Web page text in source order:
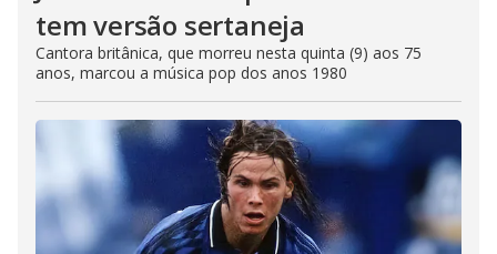
tem versão sertaneja
Cantora britânica, que morreu nesta quinta (9) aos 75
anos, marcou a música pop dos anos 1980